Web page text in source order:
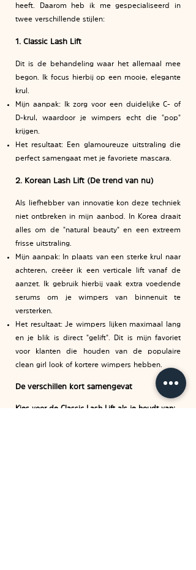
heeft. Daarom heb ik me gespecialiseerd in
twee verschillende stijlen:
1. Classic Lash Lift
Dit is de behandeling waar het allemaal mee
begon. Ik focus hierbij op een mooie, elegante
krul.
Mijn aanpak: Ik zorg voor een duidelijke C- of
D-krul, waardoor je wimpers echt die "pop"
krijgen.
Het resultaat: Een glamoureuze uitstraling die
perfect samengaat met je favoriete mascara.
2. Korean Lash Lift (De trend van nu)
Als liefhebber van innovatie kon deze techniek
niet ontbreken in mijn aanbod. In Korea draait
alles om de "natural beauty" en een extreem
frisse uitstraling.
Mijn aanpak: In plaats van een sterke krul naar
achteren, creëer ik een verticale lift vanaf de
aanzet. Ik gebruik hierbij vaak extra voedende
serums om je wimpers van binnenuit te
versterken.
Het resultaat: Je wimpers lijken maximaal lang
en je blik is direct "gelift". Dit is mijn favoriet
voor klanten die houden van de populaire
clean girl look of kortere wimpers hebben.
De verschillen kort samengevat
Kies voor de Classic Lash Lift als je houdt van: